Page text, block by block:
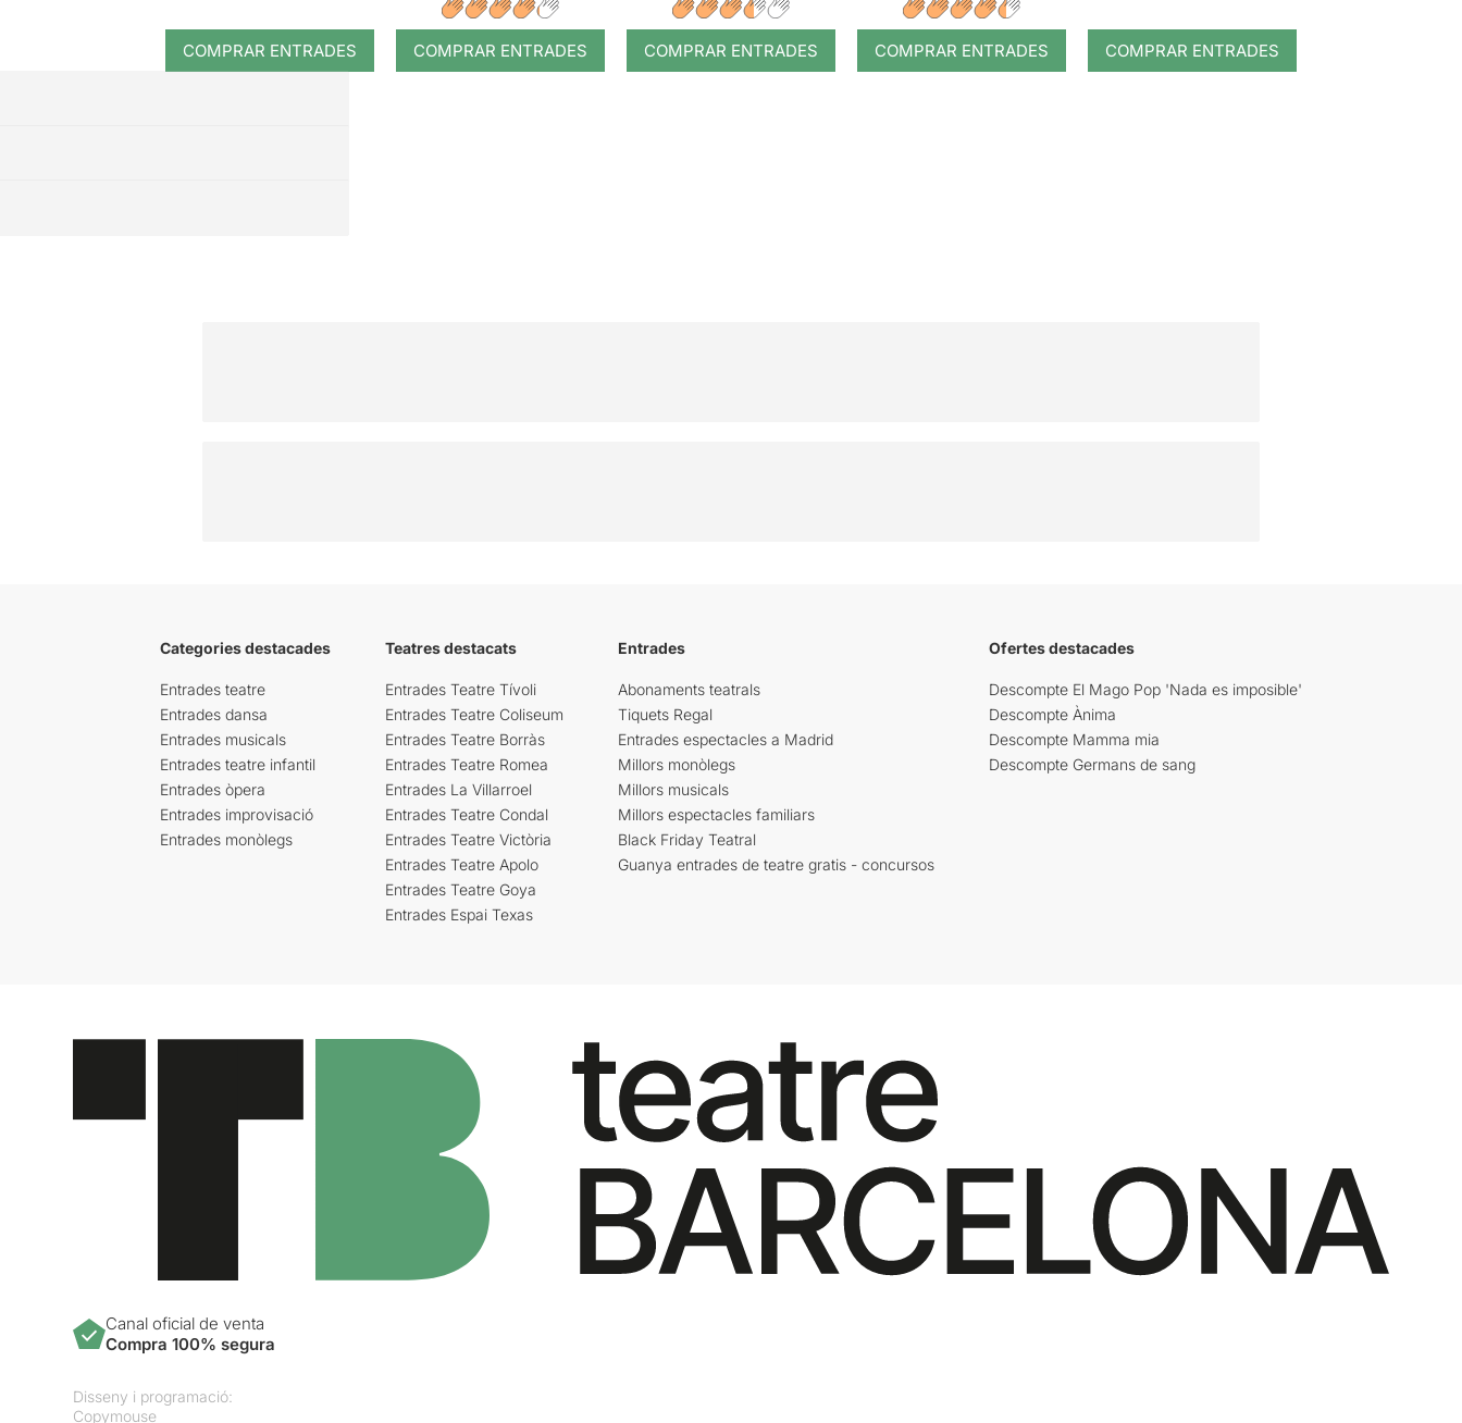
COMPRAR ENTRADES COMPRAR ENTRADES COMPRAR ENTRADES COMPRAR ENTRADES COMPRAR ENTRADES
Categories destacades
Entrades teatre
Entrades dansa
Entrades musicals
Entrades teatre infantil
Entrades òpera
Entrades improvisació
Entrades monòlegs
Teatres destacats
Entrades Teatre Tívoli
Entrades Teatre Coliseum
Entrades Teatre Borràs
Entrades Teatre Romea
Entrades La Villarroel
Entrades Teatre Condal
Entrades Teatre Victòria
Entrades Teatre Apolo
Entrades Teatre Goya
Entrades Espai Texas
Entrades
Abonaments teatrals
Tiquets Regal
Entrades espectacles a Madrid
Millors monòlegs
Millors musicals
Millors espectacles familiars
Black Friday Teatral
Guanya entrades de teatre gratis - concursos
Ofertes destacades
Descompte El Mago Pop 'Nada es imposible'
Descompte Ànima
Descompte Mamma mia
Descompte Germans de sang
Canal oficial de venta
Compra 100% segura
Disseny i programació:
Copymouse